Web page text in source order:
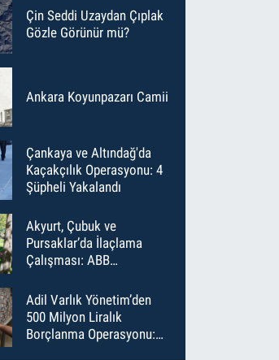
Çin Seddi Uzaydan Çıplak
Gözle Görünür mü?
Ankara Koyunpazarı Camii
Çankaya ve Altındağ'da
Kaçakçılık Operasyonu: 4
Şüpheli Yakalandı
Akyurt, Çubuk ve
Pursaklar’da İlaçlama
Çalışması: ABB
İlaçladı
Adil Varlık Yönetim’den
500 Milyon Liralık
Borçlanma Operasyonu: